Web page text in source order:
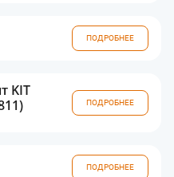
ПОДРОБНЕЕ
KIT
ПОДРОБНЕЕ
ПОДРОБНЕЕ